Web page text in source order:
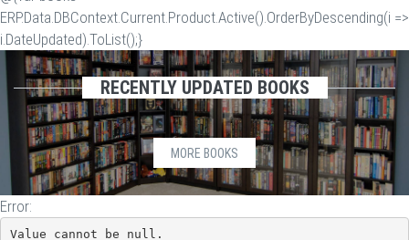
ERP.Data.DBContext.Current.Product.Active().OrderByDescending(i =>
i.DateUpdated).ToList();}
RECENTLY UPDATED BOOKS
MORE BOOKS
Error:
Value cannot be null.